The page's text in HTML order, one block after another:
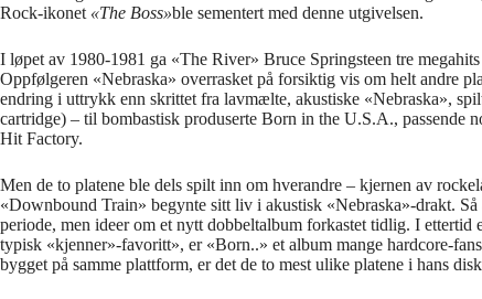
Rock-ikonet «The Boss»ble sementert med denne utgivelsen.
I løpet av 1980-1981 ga «The River» Bruce Springsteen tre
Oppfølgeren «Nebraska» overrasket på forsiktig vis om helt andre
endring i uttrykk enn skrittet fra lavmælte, akustiske «Nebraska»,
cartridge) – til bombastisk produserte Born in the U.S.A., passende
Hit Factory.
Men de to platene ble dels spilt inn om hverandre – kjernen av
«Downbound Train» begynte sitt liv i akustisk «Nebraska»-drakt.
periode, men ideer om et nytt dobbeltalbum forkastet tidlig. I ettertid
typisk «kjenner»-favoritt», er «Born..» et album mange hardcore-
bygget på samme plattform, er det de to mest ulike platene i hans